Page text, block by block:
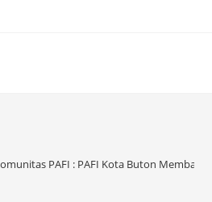
PAFI : PAFI Kota Buton